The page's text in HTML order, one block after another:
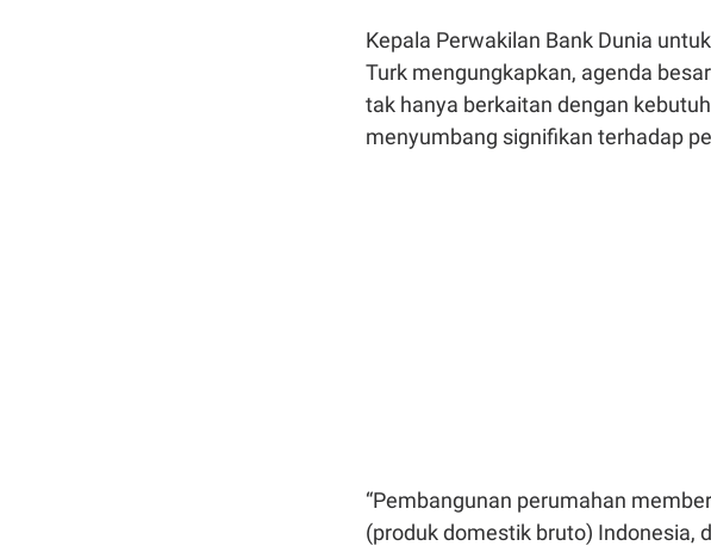
Kepala Perwakilan Bank Dunia
Turk mengungkapkan, agenda
tak hanya berkaitan dengan
menyumbang signifikan terhadap
“Pembangunan perumahan
(produk domestik bruto) Indonesia,